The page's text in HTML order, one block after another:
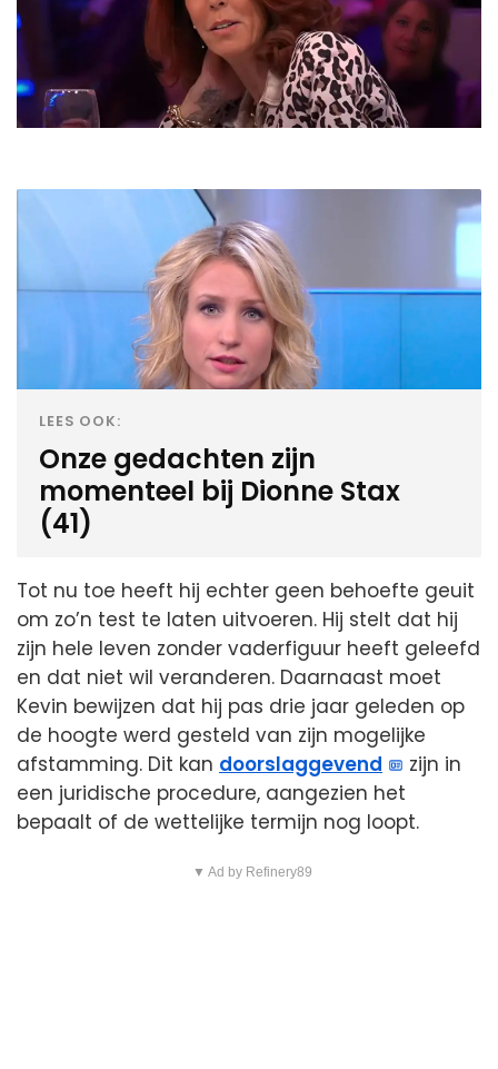
LEES OOK:
Onze gedachten zijn
momenteel bij Dionne Stax
(41)
Tot nu toe heeft hij echter geen behoefte geuit
om zo’n test te laten uitvoeren. Hij stelt dat hij
zijn hele leven zonder vaderfiguur heeft geleefd
en dat niet wil veranderen. Daarnaast moet
Kevin bewijzen dat hij pas drie jaar geleden op
de hoogte werd gesteld van zijn mogelijke
afstamming. Dit kan doorslaggevend
zijn in
een juridische procedure, aangezien het
bepaalt of de wettelijke termijn nog loopt.
▼ Ad by Refinery89